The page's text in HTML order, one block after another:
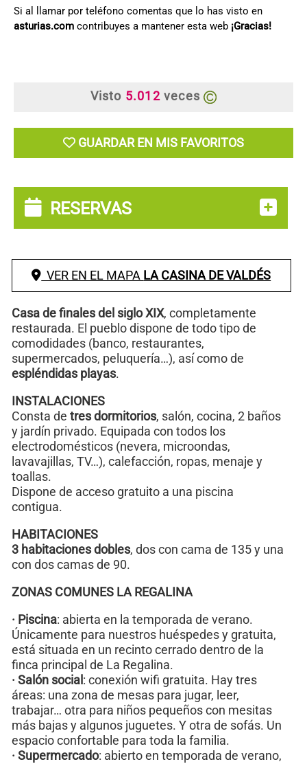
Si al llamar por teléfono comentas que lo has visto en
asturias.com contribuyes a mantener esta web ¡Gracias!
Visto 5.012 veces
GUARDAR EN MIS FAVORITOS
RESERVAS
VER EN EL MAPA LA CASINA DE VALDÉS
Casa de finales del siglo XIX, completamente
restaurada. El pueblo dispone de todo tipo de
comodidades (banco, restaurantes,
supermercados, peluquería…), así como de
espléndidas playas.
INSTALACIONES
Consta de tres dormitorios, salón, cocina, 2 baños
y jardín privado. Equipada con todos los
electrodomésticos (nevera, microondas,
lavavajillas, TV…), calefacción, ropas, menaje y
toallas.
Dispone de acceso gratuito a una piscina
contigua.
HABITACIONES
3 habitaciones dobles, dos con cama de 135 y una
con dos camas de 90.
ZONAS COMUNES LA REGALINA
· Piscina: abierta en la temporada de verano.
Únicamente para nuestros huéspedes y gratuita,
está situada en un recinto cerrado dentro de la
finca principal de La Regalina.
· Salón social: conexión wifi gratuita. Hay tres
áreas: una zona de mesas para jugar, leer,
trabajar… otra para niños pequeños con mesitas
más bajas y algunos juguetes. Y otra de sofás. Un
espacio confortable para toda la familia.
· Supermercado: abierto en temporada de verano,